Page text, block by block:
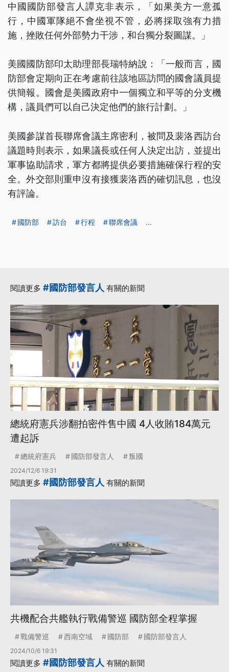
中國國防部發言人譚克非表示，「如果美方一意孤
行，中國軍隊絕不會坐視不管，必將採取強有力措
施，挫敗任何外部勢力干涉，和台獨分裂圖謀。」
美國國防部印太助理部長瑞特納說：「一般而言，國
防部會定期向正在考慮前往該地區訪問的國會議員提
供簡報。國會是美國政府中一個獨立和平等的分支機
構，議員們可以自己決定他們的旅行計劃。」
美國參謀首長聯席會議主席密利，被問及裴洛西訪台
議題時則表示，如果議長或任何人決定出訪，並提出
軍事協助請求，軍方都將提供必要措施確保行程的安
全。外交部則重申沒有接獲裴洛西的確切訊息，也沒
有評論。
國防部 訪台 行程 聯席會議 ...
閱讀更多 #國防部發言人 有關的新聞
總統府憲兵涉翻拍密件售中國 4人收賄184萬元
遭起訴
總統府憲兵 國防部發言人 叛國
2024/12/6 19:31
閱讀更多 #國防部發言人 有關的新聞
共機配合共艦執行戰備警巡 國防部全程掌握
戰備警巡 西南空域 國防部 國防部發言人
2024/10/6 19:31
閱讀更多 #國防部發言人 有關的新聞